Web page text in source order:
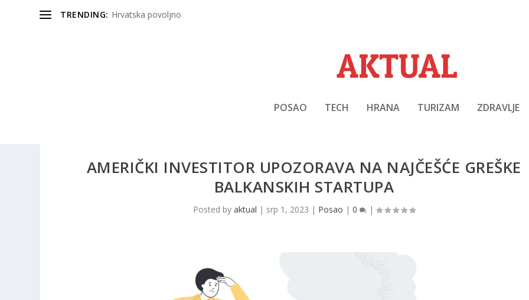
TRENDING: Hrvatska povoljno
POSAO TECH HRANA TURIZAM ZDRAVLJE
AMERIČKI INVESTITOR UPOZORAVA NA NAJČEŠĆE GREŠKE
BALKANSKIH STARTUPA
Posted by aktual | srp 1, 2023 | Posao | 0 |